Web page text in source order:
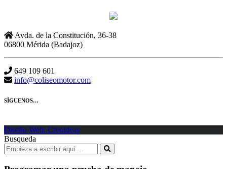
Avda. de la Constitución, 36-38
06800 Mérida (Badajoz)
649 109 601
info@coliseomotor.com
SÍGUENOS…
Diseño Web: Creoideas
Busqueda